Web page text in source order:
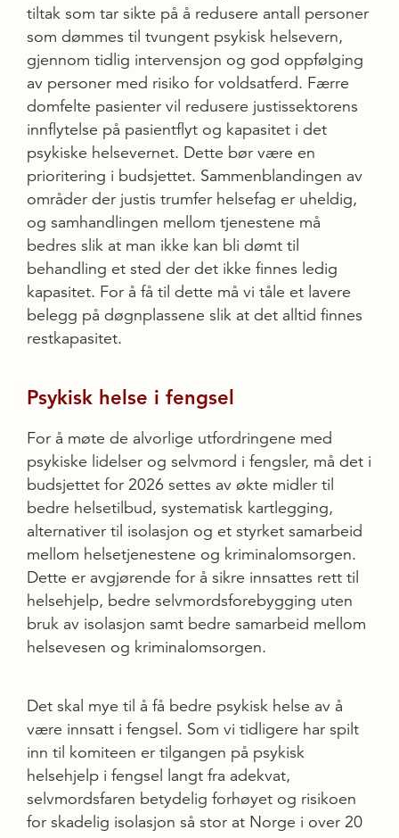
tiltak som tar sikte på å redusere antall personer
som dømmes til tvungent psykisk helsevern,
gjennom tidlig intervensjon og god oppfølging
av personer med risiko for voldsatferd. Færre
domfelte pasienter vil redusere justissektorens
innflytelse på pasientflyt og kapasitet i det
psykiske helsevernet. Dette bør være en
prioritering i budsjettet. Sammenblandingen av
områder der justis trumfer helsefag er uheldig,
og samhandlingen mellom tjenestene må
bedres slik at man ikke kan bli dømt til
behandling et sted der det ikke finnes ledig
kapasitet. For å få til dette må vi tåle et lavere
belegg på døgnplassene slik at det alltid finnes
restkapasitet.
Psykisk helse i fengsel
For å møte de alvorlige utfordringene med
psykiske lidelser og selvmord i fengsler, må det i
budsjettet for 2026 settes av økte midler til
bedre helsetilbud, systematisk kartlegging,
alternativer til isolasjon og et styrket samarbeid
mellom helsetjenestene og kriminalomsorgen.
Dette er avgjørende for å sikre innsattes rett til
helsehjelp, bedre selvmordsforebygging uten
bruk av isolasjon samt bedre samarbeid mellom
helsevesen og kriminalomsorgen.
Det skal mye til å få bedre psykisk helse av å
være innsatt i fengsel. Som vi tidligere har spilt
inn til komiteen er tilgangen på psykisk
helsehjelp i fengsel langt fra adekvat,
selvmordsfaren betydelig forhøyet og risikoen
for skadelig isolasjon så stor at Norge i over 20